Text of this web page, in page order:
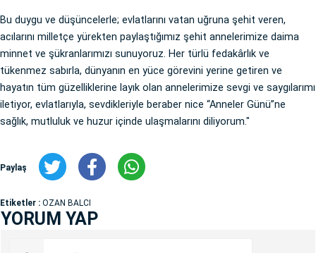
Bu duygu ve düşüncelerle; evlatlarını vatan uğruna şehit veren,
acılarını milletçe yürekten paylaştığımız şehit annelerimize daima
minnet ve şükranlarımızı sunuyoruz. Her türlü fedakârlık ve
tükenmez sabırla, dünyanın en yüce görevini yerine getiren ve
hayatın tüm güzelliklerine layık olan annelerimize sevgi ve saygılarımı
iletiyor, evlatlarıyla, sevdikleriyle beraber nice “Anneler Günü”ne
sağlık, mutluluk ve huzur içinde ulaşmalarını diliyorum."
Paylaş
Etiketler : OZAN BALCI
YORUM YAP